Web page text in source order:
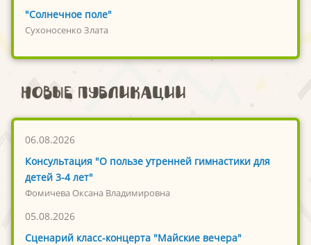
"Солнечное поле"
Сухоносенко Злата
Новые публикации
06.08.2026
Консультация "О пользе утренней гимнастики для
детей 3-4 лет"
Фомичева Оксана Владимировна
05.08.2026
Сценарий класс-концерта "Майские вечера"